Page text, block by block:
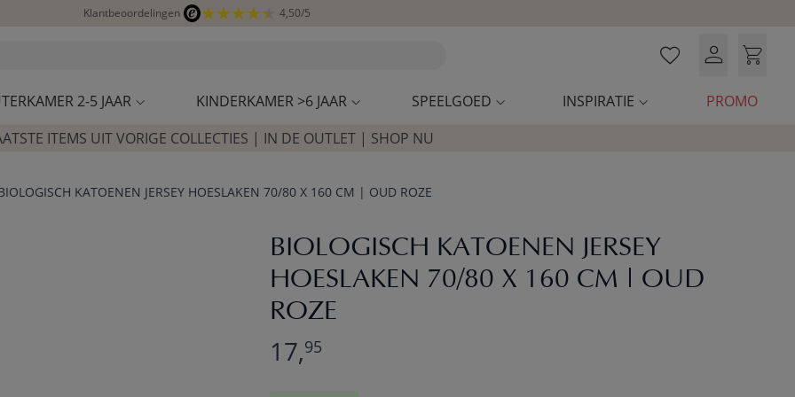
Klantbeoordelingen
4,50/5
Klantbeoordelingen
4,50/5
2-5 JAAR KINDERKAMER >6 JAAR SPEELGOED INSPIRATIE
PROMO
ITEMS UIT VORIGE COLLECTIES | IN DE OUTLET | SHOP NU
KATOENEN JERSEY HOESLAKEN 70/80 X 160 CM | OUD ROZE
BIOLOGISCH KATOENEN JERSEY
HOESLAKEN 70/80 X 160 CM | OUD
ROZE
17,95